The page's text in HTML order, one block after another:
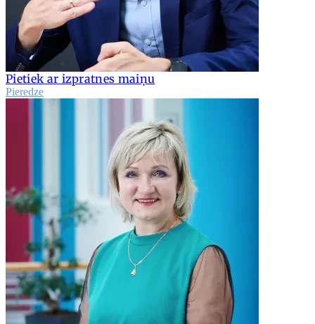
Pietiek ar izpratnes maiņu
Pieredze